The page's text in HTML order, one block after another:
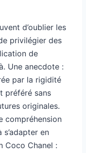
d’oublier les
privilégier des
de
Une anecdote :
par la rigidité
préféré sans
originales.
compréhension
en
Coco Chanel :